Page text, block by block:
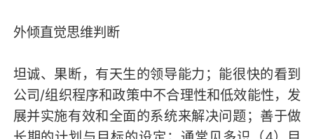
外倾直觉思维判断
坦诚、果断，有天生的领导能力；能很快的看到
公司/组织程序和政策中不合理性和低效能性，发
展并实施有效和全面的系统来解决问题；善于做